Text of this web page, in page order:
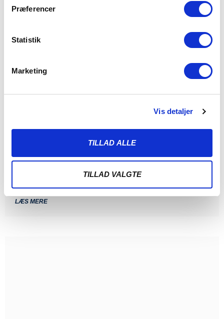
Præferencer
Statistik
Marketing
Vis detaljer
TILLAD ALLE
TILLAD VALGTE
Sønderjyske Fodbold udlejer Albert Rrahmani til 2.
divisionsklubben Nykøbing FC i hele 2026/2027-sæsonen.
LÆS MERE